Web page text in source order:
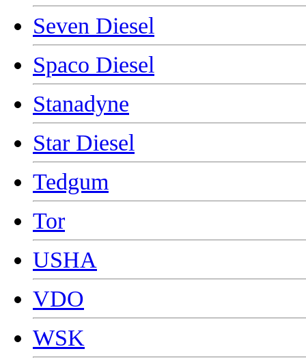
Seven Diesel
Spaco Diesel
Stanadyne
Star Diesel
Tedgum
Tor
USHA
VDO
WSK